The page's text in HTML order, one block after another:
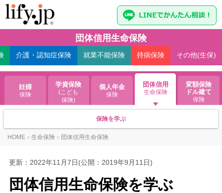
介護・認知症保険 就業不能保険 持病保険 その他(生保)
妊婦
保険
学資保険
(こども
保険)
個人年金
保険
団体信用
生命保険
変額保険
ドル建て
保険
団体信用生命保険
保険を学ぶ
HOME > 生命保険 > 団体信用生命保険
更新： 2022年11月7日(公開：2019年9月11日)
団体信用生命保険を学ぶ